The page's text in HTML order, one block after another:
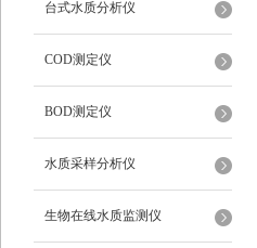
台式水质分析仪
COD测定仪
BOD测定仪
水质采样分析仪
生物在线水质监测仪